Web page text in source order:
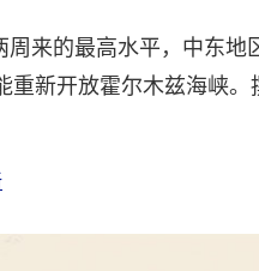
来的最高水平，中东地
新开放霍尔木兹海峡。